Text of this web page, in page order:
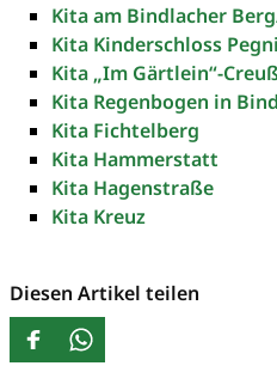
Kita am Bindlacher
Kita Kinderschloss
Kita „Im Gärtlein“-
Kita Regenbogen in
Kita Fichtelberg
Kita Hammerstatt
Kita Hagenstraße
Kita Kreuz
Diesen Artikel teilen